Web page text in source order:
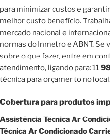
para minimizar custos e
melhor custo benefício.
mercado nacional e
normas do Inmetro e ABNT. Se
sobre o que fazer, entre em
atendimento, ligando para: 11
técnica para orçamento no local.
Cobertura para produtos
Assistência Técnica Ar
Técnica Ar Condicionado